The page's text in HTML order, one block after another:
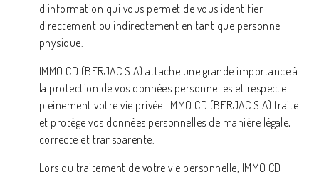
d'information qui vous permet de vous identifier
directement ou indirectement en tant que personne
physique.
IMMO CD (BERJAC S.A) attache une grande importance à
la protection de vos données personnelles et respecte
pleinement votre vie privée. IMMO CD (BERJAC S.A) traite
et protège vos données personnelles de manière légale,
correcte et transparente.
Lors du traitement de votre vie personnelle, IMMO CD